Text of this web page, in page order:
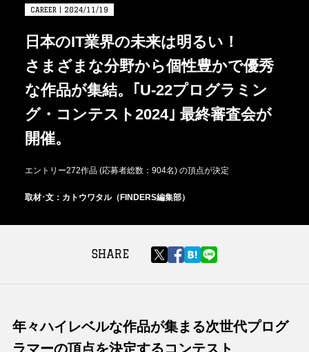
CAREER | 2024/11/19
日本のIT業界の未来は明るい！
さまざまな分野から個性豊かで優秀
な作品が集結。｢U-22プログラミン
グ・コンテスト2024｣ 最終審査会が
開催。
エントリー272作品 (応募者総数：904名) の頂点が決定
取材･文：カトウワタル（FINDERS編集部）
SHARE
年々ハイレベルな作品が集まる次世代プログ
ラマーの頂点を決定するコンテスト